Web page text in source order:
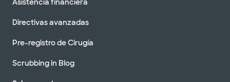
Asistencia financiera
Directivas avanzadas
Pre-registro de Cirugía
Scrubbing in Blog